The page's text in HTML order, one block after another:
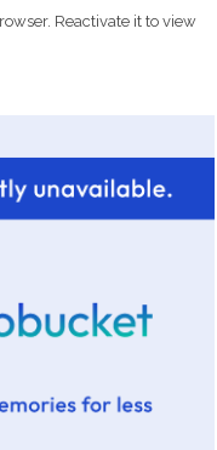
Reactivate it to view